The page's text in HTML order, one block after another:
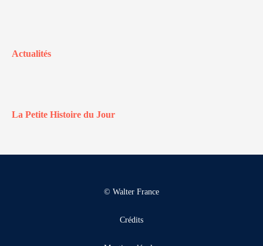
Actualités
La Petite Histoire du Jour
© Walter France
Crédits